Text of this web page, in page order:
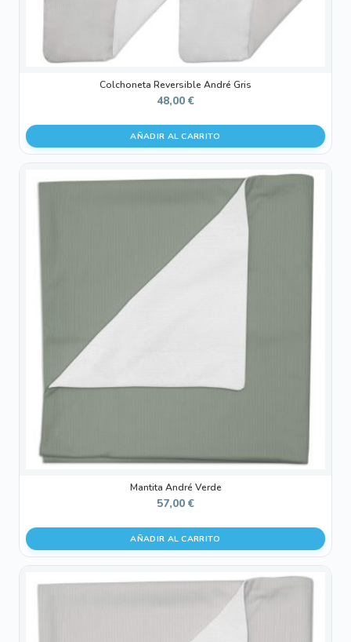
Colchoneta Reversible André Gris
48,00 €
AÑADIR AL CARRITO
Mantita André Verde
57,00 €
AÑADIR AL CARRITO